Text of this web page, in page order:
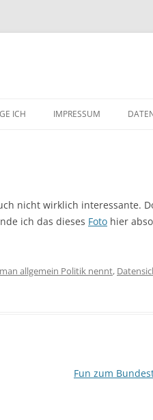
ICH IMPRESSUM
nicht wirklich interessante.
ich das dieses Foto hier
allgemein Politik nennt,
Fun zum